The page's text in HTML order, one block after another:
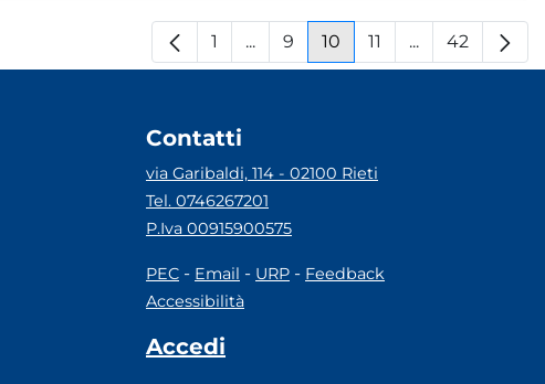
Pagina
1 ...Pagine intermedie
Pagina
9 Pagina
10 Pagina
11 ...PaginePagina
42
Contatti
via Garibaldi, 114 - 02100 Rieti
Tel. 0746267201
P.Iva 00915900575
PEC - Email - URP - Feedback
Accessibilità
Accedi